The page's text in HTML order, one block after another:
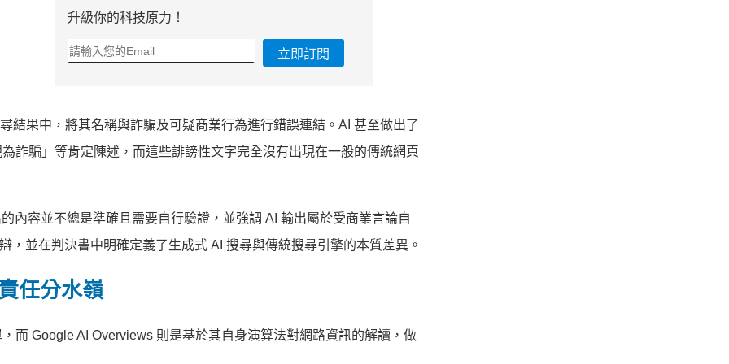
升級你的科技原力！
立即訂閱
結果中，將其名稱與詐騙及可疑商業行為進行錯誤連結。AI 甚至做出了
詐騙」等肯定陳述，而這些誹謗性文字完全沒有出現在一般的傳統網頁
內容並不總是準確且需要自行驗證，並強調 AI 輸出屬於受商業言論自
，並在判決書中明確定義了生成式 AI 搜尋與傳統搜尋引擎的本質差異。
任分水嶺
而 Google AI Overviews 則是基於其自身演算法對網路資訊的解讀，做